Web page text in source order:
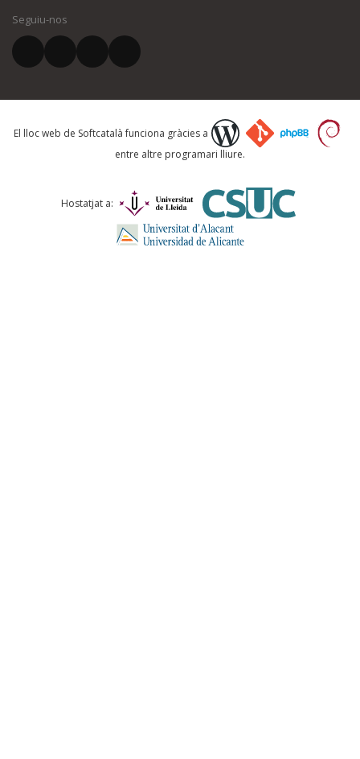
El vostre correu electrònic *
Què proposeu?
Comentari *
Seguiu-nos
El lloc web de Softcatalà funciona gràcies a
entre altre programari lliure.
Hostatjat a: